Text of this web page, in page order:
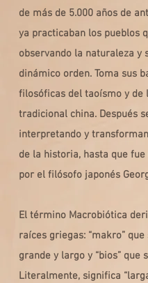
de más de 5.000 años de
ya practicaban los pueblos
observando la naturaleza y
dinámico orden. Toma sus
filosóficas del taoísmo y de
tradicional china. Después
interpretando y
de la historia, hasta que fue
por el filósofo japonés
El término Macrobiótica
raíces griegas: “makro”
grande y largo y “bios” que
Literalmente, significa